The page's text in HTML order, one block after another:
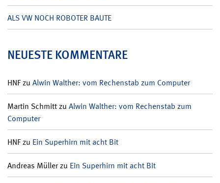
ALS VW NOCH ROBOTER BAUTE
NEUESTE KOMMENTARE
HNFzu Alwin Walther: vom Rechenstab zum Computer
Martin Schmittzu Alwin Walther: vom Rechenstab zum
Computer
HNFzu Ein Superhirn mit acht Bit
Andreas Müllerzu Ein Superhirn mit acht Bit